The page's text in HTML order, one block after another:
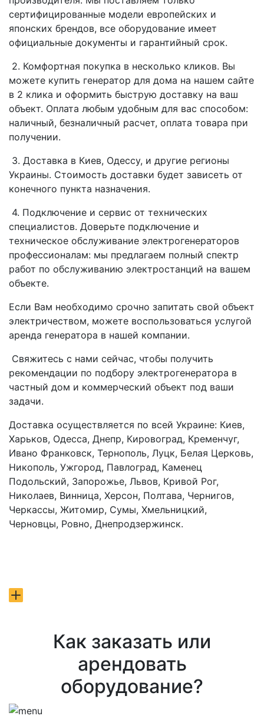
сертифицированные модели европейских и
японских брендов, все оборудование имеет
официальные документы и гарантийный срок.
2. Комфортная покупка в несколько кликов. Вы
можете купить генератор для дома на нашем сайте
в 2 клика и оформить быструю доставку на ваш
объект. Оплата любым удобным для вас способом:
наличный, безналичный расчет, оплата товара при
получении.
3. Доставка в Киев, Одессу, и другие регионы
Украины. Стоимость доставки будет зависеть от
конечного пункта назначения.
4. Подключение и сервис от технических
специалистов. Доверьте подключение и
техническое обслуживание электрогенераторов
профессионалам: мы предлагаем полный спектр
работ по обслуживанию электростанций на вашем
объекте.
Если Вам необходимо срочно запитать свой объект
электричеством, можете воспользоваться услугой
аренда генератора в нашей компании.
Свяжитесь с нами сейчас, чтобы получить
рекомендации по подбору электрогенератора в
частный дом и коммерческий объект под ваши
задачи.
Доставка осуществляется по всей Украине: Киев,
Харьков, Одесса, Днепр, Кировоград, Кременчуг,
Ивано Франковск, Тернополь, Луцк, Белая Церковь,
Никополь, Ужгород, Павлоград, Каменец
Подольский, Запорожье, Львов, Кривой Рог,
Николаев, Винница, Херсон, Полтава, Чернигов,
Черкассы, Житомир, Сумы, Хмельницкий,
Черновцы, Ровно, Днепродзержинск.
Как заказать или
арендовать
оборудование?